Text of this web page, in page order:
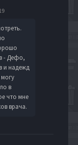
- Дефо,
и надежд
в
что мне
врача.